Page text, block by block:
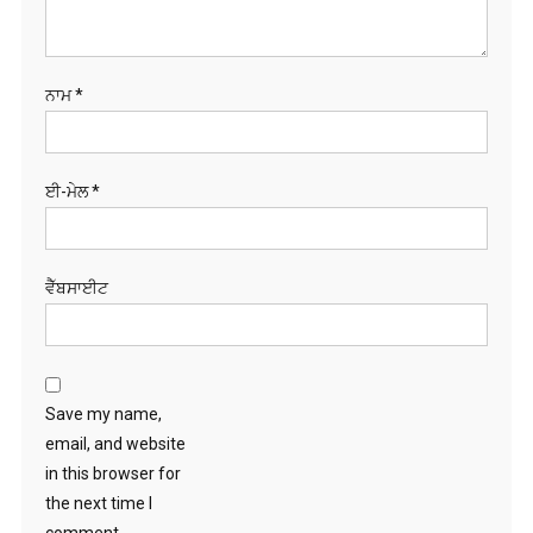
Save my name,
email, and website
in this browser for